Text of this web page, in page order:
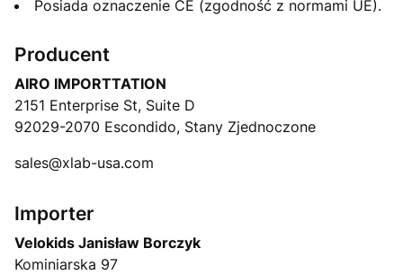
Posiada oznaczenie CE (zgodność z normami UE).
Producent
AIRO IMPORTTATION
2151 Enterprise St, Suite D
92029-2070 Escondido, Stany Zjednoczone
sales@xlab-usa.com
Importer
Velokids Janisław Borczyk
Kominiarska 97